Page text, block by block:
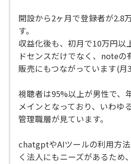
開設から2ヶ月で登録者が2.8
す。
収益化後も、初月で10万円以
ドセンスだけでなく、noteの
販売にもつながっています(月
視聴者は95%以上が男性で、
メインとなっており、いわゆ
管理職層が見ています。
chatgptやAIツールの利用方
く法人にもニーズがあるため